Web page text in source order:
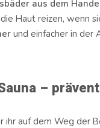
aus dem
Haut reizen, wenn
und einfacher in der
–
ihr auf dem Weg der